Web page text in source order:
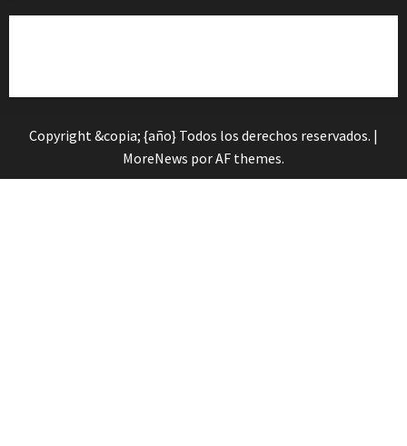
Copyright &copia; {año} Todos los derechos reservados. |
MoreNews por AF themes.